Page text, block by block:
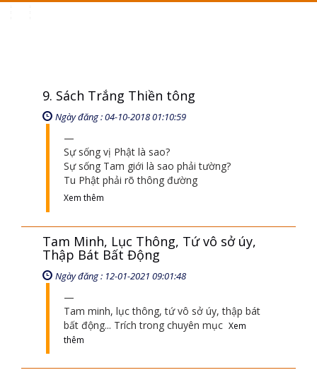
9. Sách Trắng Thiền tông
Ngày đăng : 04-10-2018 01:10:59
Sự sống vị Phật là sao?
Sự sống Tam giới là sao phải tường?
Tu Phật phải rõ thông đường
Xem thêm
Tam Minh, Lục Thông, Tứ vô sở úy,
Thập Bát Bất Động
Ngày đăng : 12-01-2021 09:01:48
Tam minh, lục thông, tứ vô sở úy, thập bát
bất động... Trích trong chuyên mục Xem
thêm